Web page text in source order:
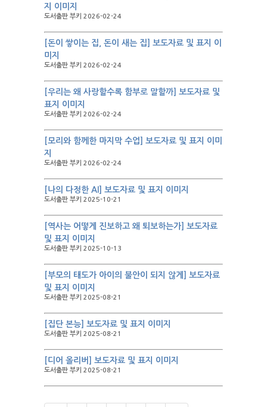
지 이미지
도서출판 부키 2026-02-24
[돈이 쌓이는 집, 돈이 새는 집] 보도자료 및 표지 이
미지
도서출판 부키 2026-02-24
[우리는 왜 사랑할수록 함부로 말할까] 보도자료 및
표지 이미지
도서출판 부키 2026-02-24
[모리와 함께한 마지막 수업] 보도자료 및 표지 이미
지
도서출판 부키 2026-02-24
[나의 다정한 AI] 보도자료 및 표지 이미지
도서출판 부키 2025-10-21
[역사는 어떻게 진보하고 왜 퇴보하는가] 보도자료
및 표지 이미지
도서출판 부키 2025-10-13
[부모의 태도가 아이의 불안이 되지 않게] 보도자료
및 표지 이미지
도서출판 부키 2025-08-21
[집단 본능] 보도자료 및 표지 이미지
도서출판 부키 2025-08-21
[디어 올리버] 보도자료 및 표지 이미지
도서출판 부키 2025-08-21